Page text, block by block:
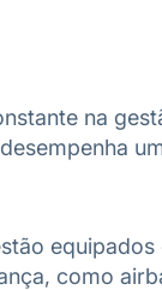
na
equipados
como